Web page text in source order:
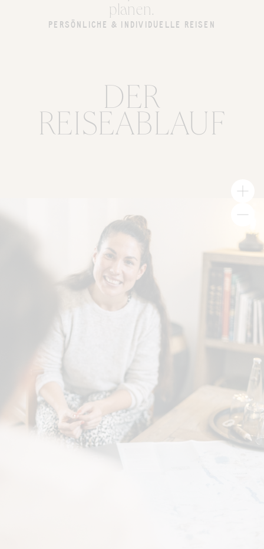
planen.
PERSÖNLICHE & INDIVIDUELLE REISEN
DER
REISEABLAUF